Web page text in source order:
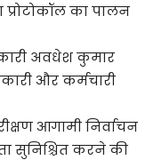
का पालन
अवधेश कुमार
और कर्मचारी
आगामी निर्वाचन
सुनिश्चित करने की